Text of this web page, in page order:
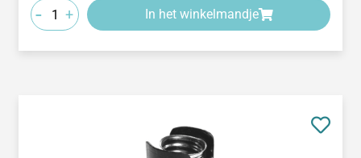
- + In het winkelmandje